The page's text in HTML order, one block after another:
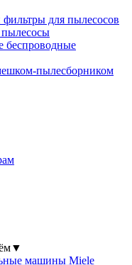
для пылесосов
беспроводные
пылесборником
▼
машины Miele